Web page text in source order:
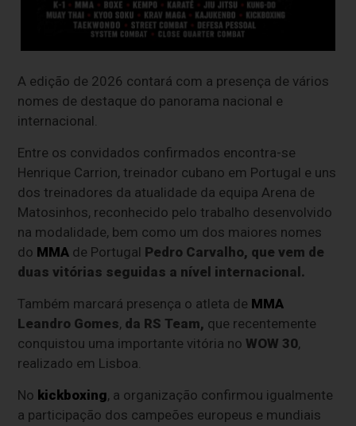
A edição de 2026 contará com a presença de vários
nomes de destaque do panorama nacional e
internacional.
Entre os convidados confirmados encontra-se
Henrique Carrion, treinador cubano em Portugal e uns
dos treinadores da atualidade da equipa Arena de
Matosinhos, reconhecido pelo trabalho desenvolvido
na modalidade, bem como um dos maiores nomes
do MMA de Portugal Pedro Carvalho, que vem de
duas vitórias seguidas a nível internacional.
Também marcará presença o atleta de MMA
Leandro Gomes, da RS Team, que recentemente
conquistou uma importante vitória noWOW 30,
realizado em Lisboa.
No kickboxing, a organização confirmou igualmente
a participação dos campeões europeus e mundiais